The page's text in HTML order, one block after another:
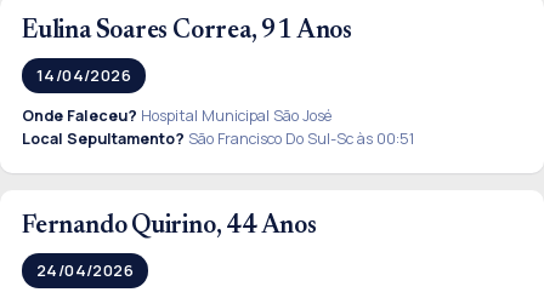
Eulina Soares Correa, 91 Anos
14/04/2026
Onde Faleceu? Hospital Municipal São José
Local Sepultamento? São Francisco Do Sul-Sc às 00:51
Fernando Quirino, 44 Anos
24/04/2026